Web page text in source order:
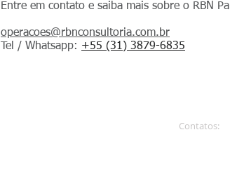
Entre em contato e saiba mais sobre o RBN
operacoes@rbnconsultoria.com.br
Tel / Whatsapp: +55 (31) 3879-6835
Contatos: